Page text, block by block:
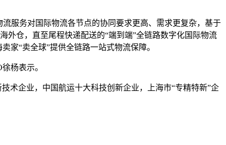
服务对国际物流各节点的协同要求更高、需求更复杂，基于
外仓，直至尾程快递配送的“端到端”全链路数字化国际物流
家“卖全球”提供全链路一站式物流保障。
杨表示。
术企业，中国航运十大科技创新企业，上海市“专精特新”企